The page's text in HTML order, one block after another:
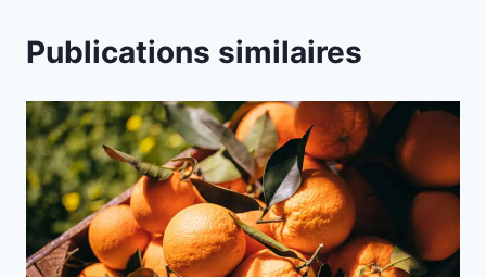
Publications similaires